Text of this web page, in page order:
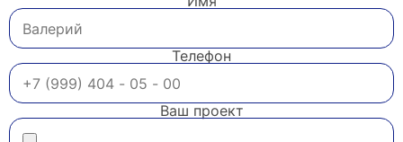
Телефон
Ваш проект